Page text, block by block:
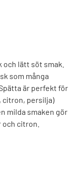
lätt söt smak.
som många
är perfekt för
citron, persilja)
milda smaken gör
citron.